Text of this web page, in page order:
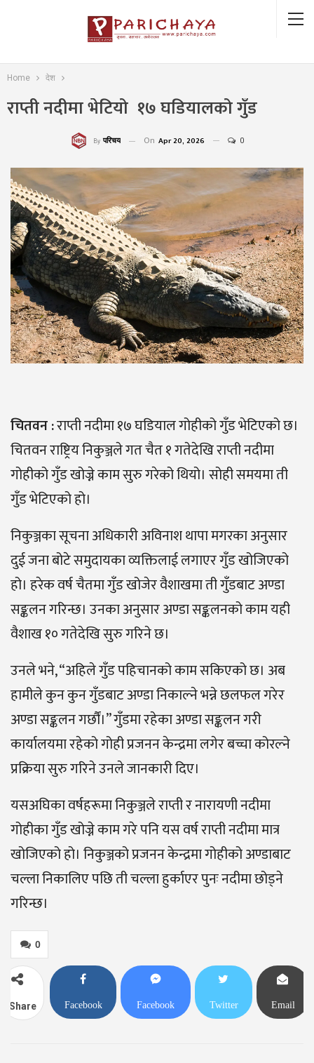
Home देश
राप्ती नदीमा भेटियो १७ घडियालको गुँड
By परिचय On Apr 20, 2026 0
चितवन:राप्ती नदीमा १७ घडियाल गोहीको गुँड भेटिएको छ।
चितवन राष्ट्रिय निकुञ्जले गत चैत १ गतेदेखि राप्ती नदीमा
गोहीको गुँड खोज्ने काम सुरु गरेको थियो। सोही समयमा ती
गुँड भेटिएको हो।
निकुञ्जका सूचना अधिकारी अविनाश थापा मगरका अनुसार
दुई जना बोटे समुदायका व्यक्तिलाई लगाएर गुँड खोजिएको
हो। हरेक वर्ष चैतमा गुँड खोजेर वैशाखमा ती गुँडबाट अण्डा
सङ्कलन गरिन्छ। उनका अनुसार अण्डा सङ्कलनको काम यही
वैशाख १० गतेदेखि सुरु गरिने छ।
उनले भने, “अहिले गुँड पहिचानको काम सकिएको छ। अब
हामीले कुन कुन गुँडबाट अण्डा निकाल्ने भन्ने छलफल गरेर
अण्डा सङ्कलन गर्छौं।” गुँडमा रहेका अण्डा सङ्कलन गरी
कार्यालयमा रहेको गोही प्रजनन केन्द्रमा लगेर बच्चा कोरल्ने
प्रक्रिया सुरु गरिने उनले जानकारी दिए।
यसअघिका वर्षहरूमा निकुञ्जले राप्ती र नारायणी नदीमा
गोहीका गुँड खोज्ने काम गरे पनि यस वर्ष राप्ती नदीमा मात्र
खोजिएको हो। निकुञ्जको प्रजनन केन्द्रमा गोहीको अण्डाबाट
चल्ला निकालिए पछि ती चल्ला हुर्काएर पुनः नदीमा छोड्ने
गरिन्छ।
0
Share Facebook Facebook Twitter Email